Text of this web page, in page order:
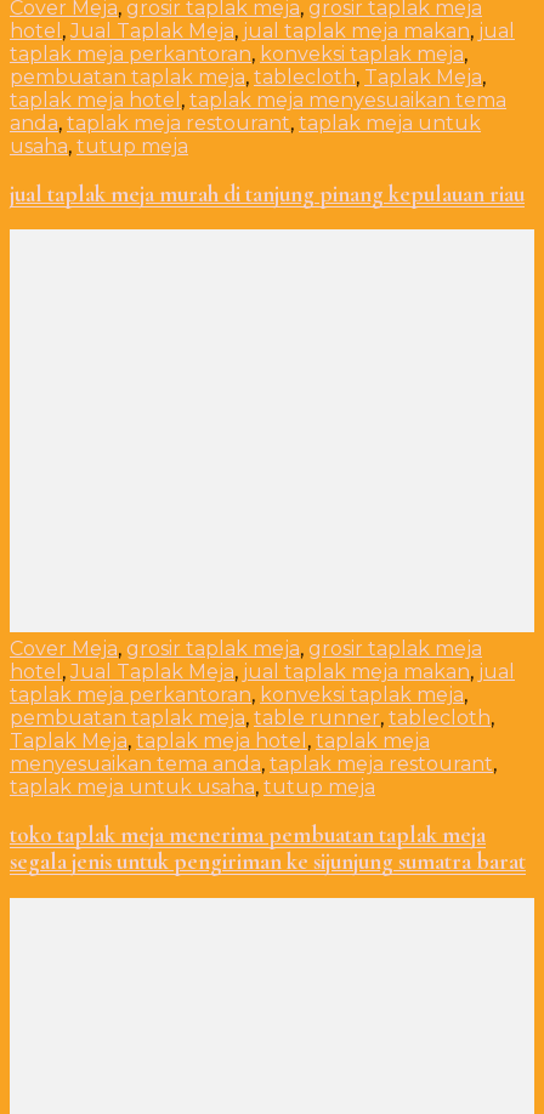
Cover Meja, grosir taplak meja, grosir taplak meja
hotel ,Jual Taplak Meja, jual taplak meja makan, jual
taplak meja perkantoran, konveksi taplak meja,
pembuatan taplak meja, tablecloth, Taplak Meja,
taplak meja hotel , taplak meja menyesuaikan tema
anda, taplak meja restourant, taplak meja untuk
usaha, tutup meja
jual taplak meja murah di tanjung pinang kepulauan riau
Cover Meja, grosir taplak meja, grosir taplak meja
hotel ,Jual Taplak Meja, jual taplak meja makan, jual
taplak meja perkantoran, konveksi taplak meja,
pembuatan taplak meja, table runner, tablecloth,
Taplak Meja, taplak meja hotel , taplak meja
menyesuaikan tema anda, taplak meja restourant,
taplak meja untuk usaha, tutup meja
toko taplak meja menerima pembuatan taplak meja
segala jenis untuk pengiriman ke sijunjung sumatra barat